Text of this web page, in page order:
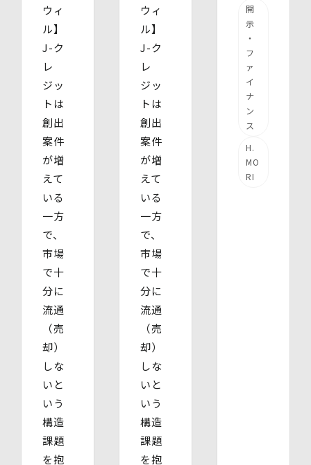
ウィ
ル】
J-ク
レ
ジッ
トは
創出
案件
が増
えて
いる
一方
で、
市場
で十
分に
流通
（売
却）
しな
いと
いう
構造
課題
を抱
ウィ
ル】
J-ク
レ
ジッ
トは
創出
案件
が増
えて
いる
一方
で、
市場
で十
分に
流通
（売
却）
しな
いと
いう
構造
課題
を抱
開
示
・
フ
ァ
イ
ナ
ン
ス
H.
MO
RI